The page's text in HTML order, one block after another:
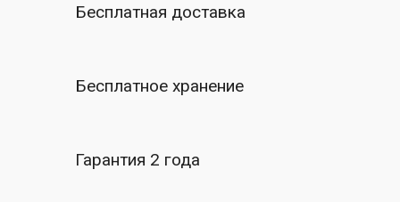
Бесплатная доставка
Бесплатное хранение
Гарантия 2 года